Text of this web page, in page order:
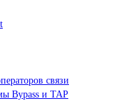
связи
Bypass и TAP